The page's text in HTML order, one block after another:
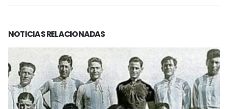
NOTICIASRELACIONADAS